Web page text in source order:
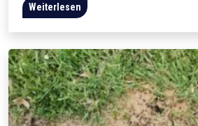
Weiterlesen